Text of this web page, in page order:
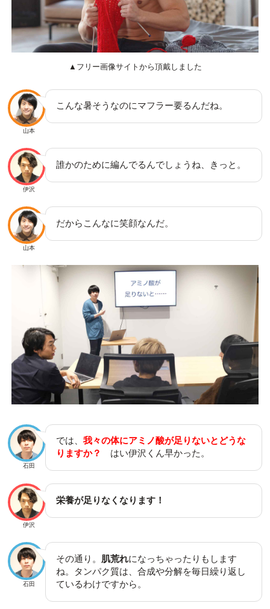
▲フリー画像サイトから頂戴しました
山本
こんな暑そうなのにマフラー要るんだね。
伊沢
誰かのために編んでるんでしょうね、きっと。
山本
だからこんなに笑顔なんだ。
石田
では、我々の体にアミノ酸が足りないとどうな
りますか？
はい伊沢くん早かった。
伊沢
栄養が足りなくなります！
石田
その通り。 肌荒れになっちゃったりもします
ね。タンパク質は、合成や分解を毎日繰り返し
ているわけですから。